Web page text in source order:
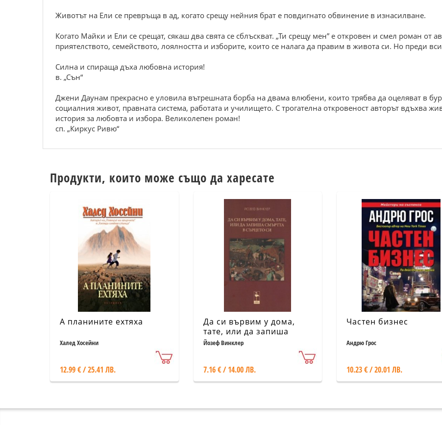
Животът на Ели се превръща в ад, когато срещу нейния брат е повдигнато обвинение в изнасилване.
Когато Майки и Ели се срещат, сякаш два свята се сблъскват. „Ти срещу мен” е откровен и смел роман от
приятелството, семейството, лоялността и изборите, които се налага да правим в живота си. Но преди
Силна и спираща дъха любовна история!
в. „Сън“
Джени Даунам прекрасно е уловила вътрешната борба на двама влюбени, които трябва да оцеляват в
социалния живот, правната система, работата и училището. С трогателна откровеност авторът вдъхва
история за любовта и избора. Великолепен роман!
сп. „Киркус Ривю“
Продукти, които може също да харесате
А планините ехтяха
Халед Хосейни
12.99 € / 25.41 ЛВ.
Да си вървим у дома,
тате, или да запиша
смъртта в сърцето си
Йозеф Винклер
7.16 € / 14.00 ЛВ.
Частен бизнес
Андрю Грос
10.23 € / 20.01 ЛВ.